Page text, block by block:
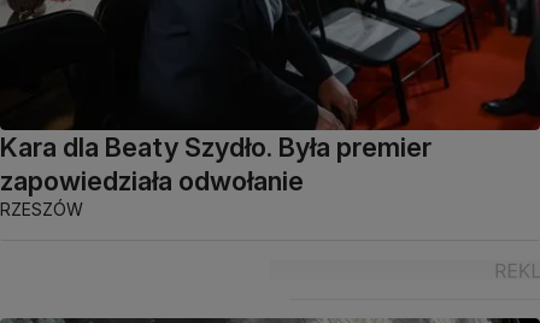
Kara dla Beaty Szydło. Była premier
zapowiedziała odwołanie
RZESZÓW